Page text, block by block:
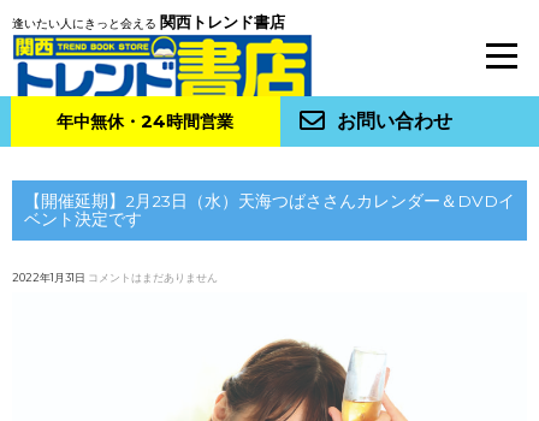
逢いたい人にきっと会える 関西トレンド書店
年中無休・24時間営業 お問い合わせ
【開催延期】2月23日（水）天海つばささんカレンダー＆DVDイ
ベント決定です
2022年1月31日 コメントはまだありません